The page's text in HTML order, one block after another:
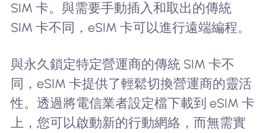
SIM 卡。與需要手動插入和取出的傳統
SIM 卡不同，eSIM 卡可以進行遠端編程。
與永久鎖定特定營運商的傳統 SIM 卡不
同，eSIM 卡提供了輕鬆切換營運商的靈活
性。透過將電信業者設定檔下載到 eSIM 卡
上，您可以啟動新的行動網絡，而無需實